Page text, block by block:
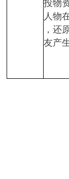
投物
人物
，还
友产